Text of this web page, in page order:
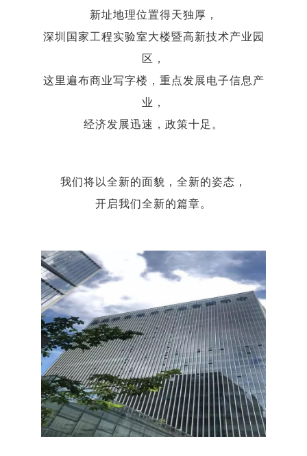
新址地理位置得天独厚，
深圳国家工程实验室大楼暨高新技术产业园
区，
这里遍布商业写字楼，重点发展电子信息产
业，
经济发展迅速，政策十足。
我们将以全新的面貌，全新的姿态，
开启我们全新的篇章。